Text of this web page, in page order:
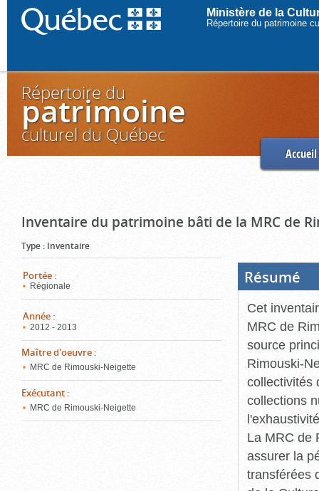
Ministère de la
Répertoire du patrimoine
Répertoire du
patrimoine
culturel du Québec
Accueil
Inventaire du patrimoine bâti de la MRC de
Type : Inventaire
Portée :
Régionale
Année :
2012 - 2013
Maître d'oeuvre :
MRC de Rimouski-Neigette
Exécutant :
MRC de Rimouski-Neigette
Résumé
Cet
MRC de
source
Rimouski-
collectivités
collections
La MRC de
assurer la
transférées